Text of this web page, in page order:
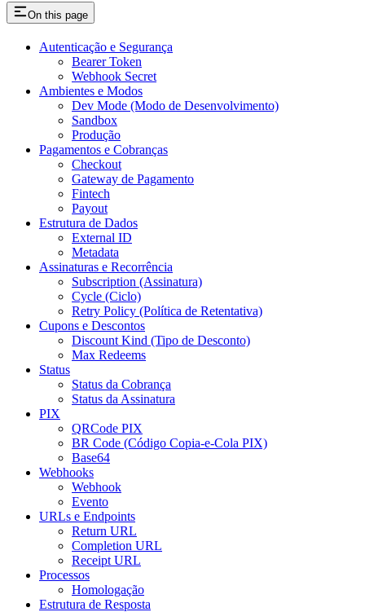
On this page
Autenticação e Segurança
Bearer Token
Webhook Secret
Ambientes e Modos
Dev Mode (Modo de Desenvolvimento)
Sandbox
Produção
Pagamentos e Cobranças
Checkout
Gateway de Pagamento
Fintech
Payout
Estrutura de Dados
External ID
Metadata
Assinaturas e Recorrência
Subscription (Assinatura)
Cycle (Ciclo)
Retry Policy (Política de Retentativa)
Cupons e Descontos
Discount Kind (Tipo de Desconto)
Max Redeems
Status
Status da Cobrança
Status da Assinatura
PIX
QRCode PIX
BR Code (Código Copia-e-Cola PIX)
Base64
Webhooks
Webhook
Evento
URLs e Endpoints
Return URL
Completion URL
Receipt URL
Processos
Homologação
Estrutura de Resposta